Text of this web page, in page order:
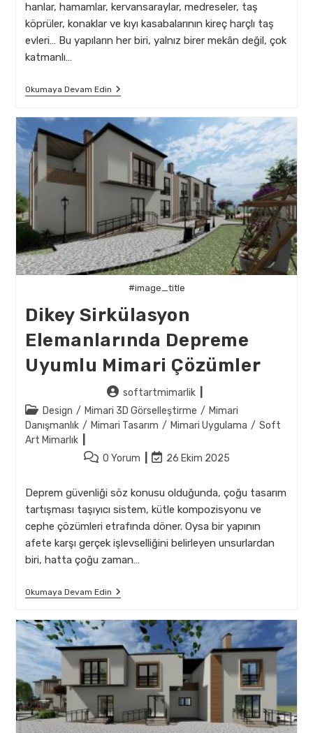
hanlar, hamamlar, kervansaraylar, medreseler, taş
köprüler, konaklar ve kıyı kasabalarının kireç harçlı taş
evleri… Bu yapıların her biri, yalnız birer mekân değil, çok
katmanlı…
Okumaya Devam EdinTaş
Yapılarda
Dirençli
Mimari
Güçlendirme
#image_title
Dikey Sirkülasyon
Elemanlarında Depreme
Uyumlu Mimari Çözümler
Post
author:
softartmimarlik
Post
category:
Design / Mimari 3D Görselleştirme / Mimari
Danışmanlık / Mimari Tasarım / Mimari Uygulama / Soft
Art Mimarlık
Post0 Yorum
Post
modified:
26 Ekim 2025
Deprem güvenliği söz konusu olduğunda, çoğu tasarım
tartışması taşıyıcı sistem, kütle kompozisyonu ve
cephe çözümleri etrafında döner. Oysa bir yapının
afete karşı gerçek işlevselliğini belirleyen unsurlardan
biri, hatta çoğu zaman…
Okumaya Devam EdinDikey
Depreme
Uyumlu
Mimari
Çözümler